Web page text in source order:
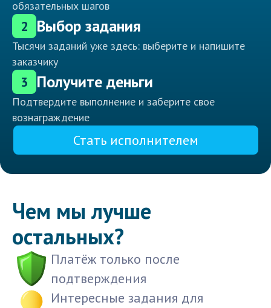
обязательных шагов
2 Выбор задания
Тысячи заданий уже здесь: выберите и напишите
заказчику
3 Получите деньги
Подтвердите выполнение и заберите свое
вознаграждение
Стать исполнителем
Чем мы лучше
остальных?
Платёж только после
подтверждения
Интересные задания для